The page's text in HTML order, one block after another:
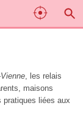
, les relais
maisons
liées aux